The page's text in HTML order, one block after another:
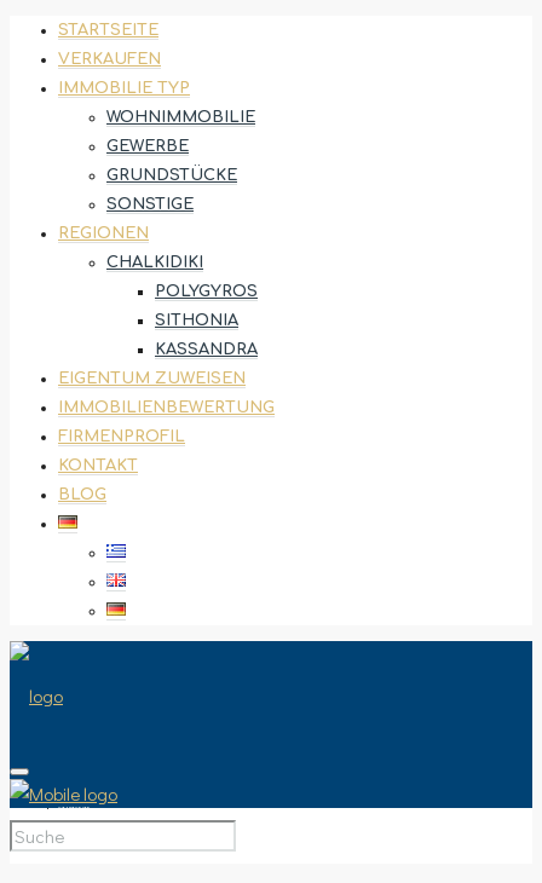
STARTSEITE
VERKAUFEN
IMMOBILIE TYP
WOHNIMMOBILIE
GEWERBE
GRUNDSTÜCKE
SONSTIGE
REGIONEN
CHALKIDIKI
POLYGYROS
SITHONIA
KASSANDRA
EIGENTUM ZUWEISEN
IMMOBILIENBEWERTUNG
FIRMENPROFIL
KONTAKT
BLOG
STARTSEITE